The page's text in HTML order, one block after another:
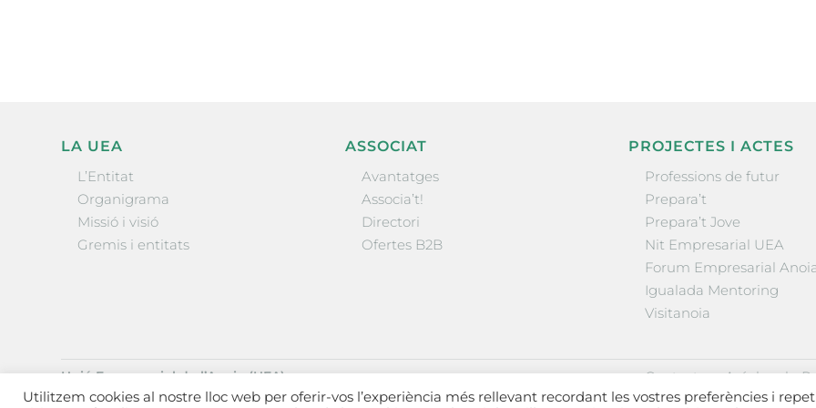
LA UEA
L’Entitat
Organigrama
Missió i visió
Gremis i entitats
ASSOCIAT
Avantatges
Associa’t!
Directori
Ofertes B2B
PROJECTES I ACTES
Professions de futur
Prepara’t
Prepara’t Jove
Nit Empresarial UEA
Forum Empresarial
Igualada Mentoring
Visitanoia
Unió Empresarial de l’Anoia (UEA)
Ctra. de Manresa, 131, 08700 – Igualada(Barcelona)
Contactar·Avís legal·
Utilitzem cookies al nostre lloc web per oferir-vos l’experiència més rellevant recordant les vostres preferències i